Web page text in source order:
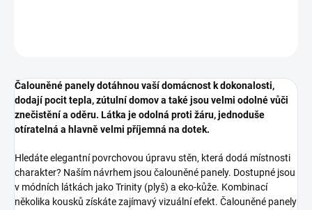
Čalouněné panely dotáhnou vaší domácnost k dokonalosti,
dodají pocit tepla, zútulní domov a také jsou velmi odolné vůči
znečistění a oděru. Látka je odolná proti žáru, jednoduše
otíratelná a hlavně velmi příjemná na dotek.
Hledáte elegantní povrchovou úpravu stěn, která dodá místnosti
charakter? Naším návrhem jsou čalouněné panely. Dostupné jsou
v módních látkách jako Trinity (plyš) a eko-kůže. Kombinací
několika kousků získáte zajímavý vizuální efekt. Čalouněné panely